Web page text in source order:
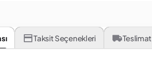
Taksit Seçenekleri